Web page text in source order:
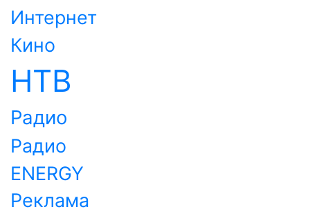
Интернет
Кино
НТВ
Радио
Радио
ENERGY
Реклама